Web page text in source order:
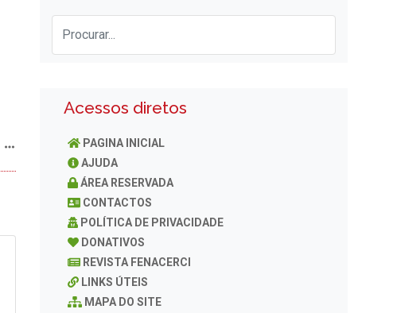
Acessos diretos
PAGINA INICIAL
AJUDA
ÁREA RESERVADA
CONTACTOS
POLÍTICA DE PRIVACIDADE
DONATIVOS
REVISTA FENACERCI
LINKS ÚTEIS
MAPA DO SITE